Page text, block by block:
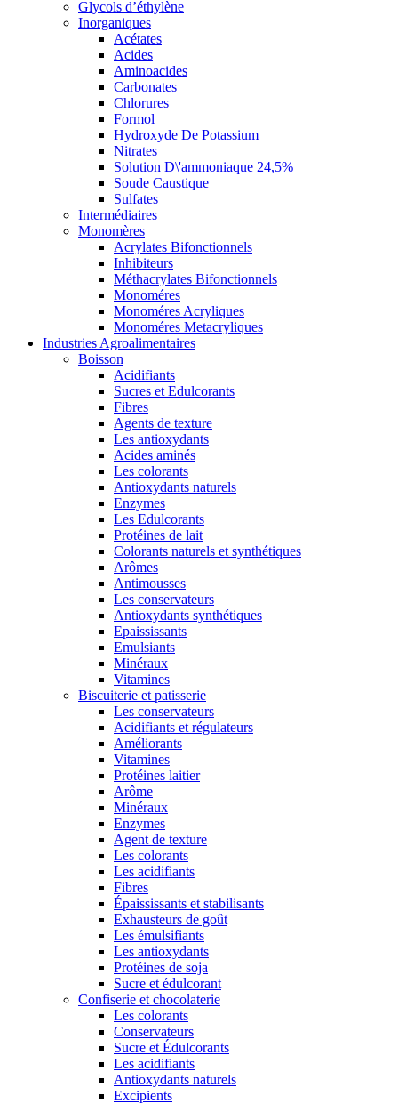
Glycols d’éthylène
Inorganiques
Acétates
Acides
Aminoacides
Carbonates
Chlorures
Formol
Hydroxyde De Potassium
Nitrates
Solution D\'ammoniaque 24,5%
Soude Caustique
Sulfates
Intermédiaires
Monomères
Acrylates Bifonctionnels
Inhibiteurs
Méthacrylates Bifonctionnels
Monoméres
Monoméres Acryliques
Monoméres Metacryliques
Industries Agroalimentaires
Boisson
Acidifiants
Sucres et Edulcorants
Fibres
Agents de texture
Les antioxydants
Acides aminés
Les colorants
Antioxydants naturels
Enzymes
Les Edulcorants
Protéines de lait
Colorants naturels et synthétiques
Arômes
Antimousses
Les conservateurs
Antioxydants synthétiques
Epaississants
Emulsiants
Minéraux
Vitamines
Biscuiterie et patisserie
Les conservateurs
Acidifiants et régulateurs
Améliorants
Vitamines
Protéines laitier
Arôme
Minéraux
Enzymes
Agent de texture
Les colorants
Les acidifiants
Fibres
Épaississants et stabilisants
Exhausteurs de goût
Les émulsifiants
Les antioxydants
Protéines de soja
Sucre et édulcorant
Confiserie et chocolaterie
Les colorants
Conservateurs
Sucre et Édulcorants
Les acidifiants
Antioxydants naturels
Excipients